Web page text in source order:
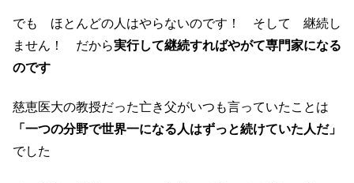
でも ほとんどの人はやらないのです！ そして 継続し
ません！ だから実行して継続すればやがて専門家になる
のです
慈恵医大の教授だった亡き父がいつも言っていたことは
「一つの分野で世界一になる人はずっと続けていた人だ」
でした